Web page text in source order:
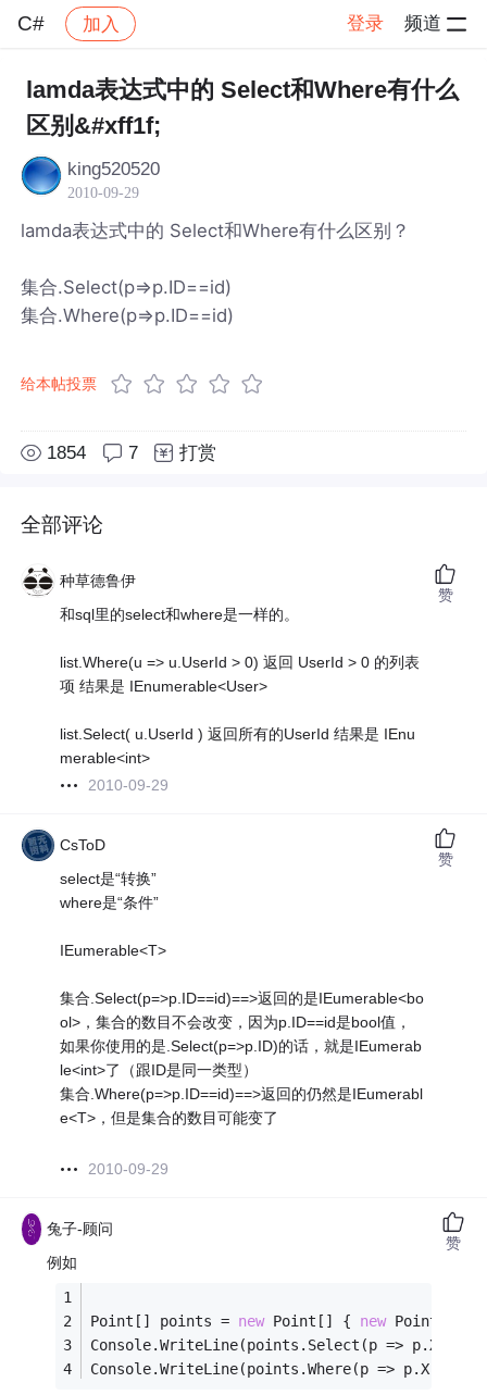
C# 加入 登录 频道
社区 C# 帖子详情
lamda表达式中的 Select和Where有什么
区别&#xff1f;
king520520
2010-09-29
lamda表达式中的 Select和Where有什么区别？
集合.Select(p=>p.ID==id)
集合.Where(p=>p.ID==id)
给本帖投票
1854 7 打赏
全部评论
种草德鲁伊
和sql里的select和where是一样的。
list.Where(u => u.UserId > 0) 返回 UserId > 0 的列表
项 结果是 IEnumerable<User>
list.Select( u.UserId ) 返回所有的UserId 结果是 IEnu
merable<int>
2010-09-29
赞
CsToD
select是“转换”
where是“条件”
IEumerable<T>
集合.Select(p=>p.ID==id)==>返回的是IEumerable<bo
ol>，集合的数目不会改变，因为p.ID==id是bool值，
如果你使用的是.Select(p=>p.ID)的话，就是IEumerab
le<int>了（跟ID是同一类型）
集合.Where(p=>p.ID==id)==>返回的仍然是IEumerabl
e<T>，但是集合的数目可能变了
2010-09-29
赞
兔子-顾问
例如
Point[] points = new Point[] { new Point(
Console.WriteLine(points.Select(p => p.X ==
Console.WriteLine(points.Where(p => p.X ==
赞